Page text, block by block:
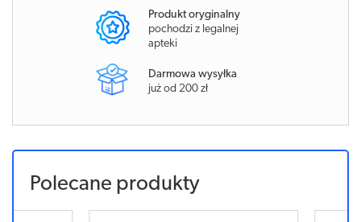
Produkt oryginalny
pochodzi z legalnej
apteki
Darmowa wysyłka
już od 200 zł
Polecane produkty